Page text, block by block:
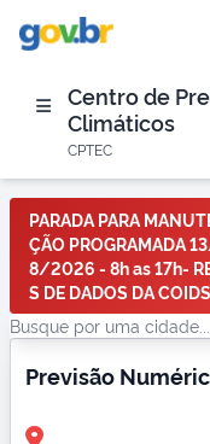
Centro de
Climáticos
CPTEC
PARADA PARA
ÇÃO PROGRAMADA
8/2026 - 8h as 17h-
S DE DADOS DA
Previsão